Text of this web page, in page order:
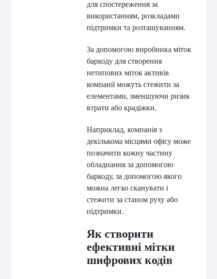
для спостереження за
використанням, розкладами
підтримки та розташуванням.
За допомогою виробника міток
баркоду для створення
нетипових міток активів
компанії можуть стежити за
елементами, зменшуючи ризик
втрати або крадіжки.
Наприклад, компанія з
декількома місцями офісу може
позначити кожну частину
обладнання за допомогою
баркоду, за допомогою якого
можна легко сканувати і
стежити за станом руху або
підтримки.
Як створити
ефективні мітки
шифрових кодів